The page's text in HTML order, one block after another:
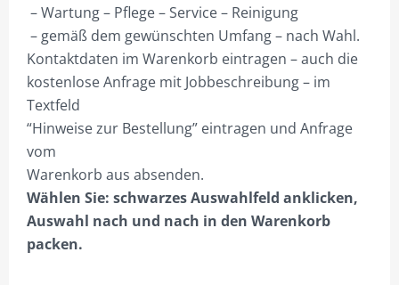
ANMELDEN
ABMELDEN
BESTELLVORGANG
DATENSCHUTZ
VERSAND & LIEFERUNG
WARENKORB
WIDERRUF
– Wartung – Pflege – Service – Reinigung
– gemäß dem gewünschten Umfang – nach Wahl.
Kontaktdaten im Warenkorb eintragen – auch die
kostenlose Anfrage mit Jobbeschreibung – im
Textfeld
“Hinweise zur Bestellung” eintragen und Anfrage
vom
Warenkorb aus absenden.
Wählen Sie: schwarzes Auswahlfeld anklicken,
Auswahl nach und nach in den Warenkorb
packen.